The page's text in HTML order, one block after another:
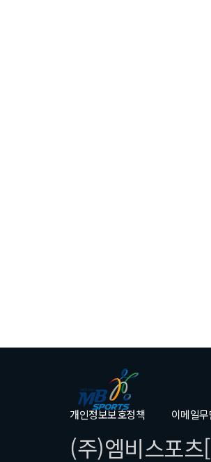
개인정보보호정책 이메일
(주)엠비스포